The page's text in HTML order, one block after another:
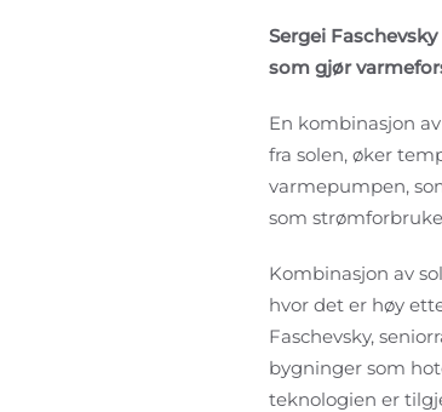
Sergei
som gjør
En kombinasjon
fra solen, øker
varmepumpen,
som
Kombinasjon av
hvor det er høy
Faschevsky,
bygninger som
teknologien er